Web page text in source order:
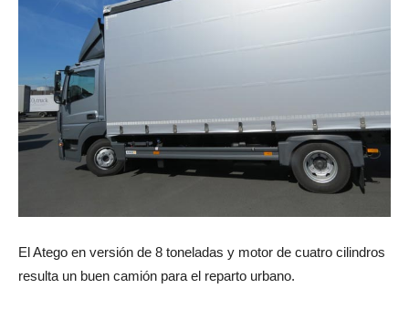
El Atego en versión de 8 toneladas y motor de cuatro cilindros
resulta un buen camión para el reparto urbano.